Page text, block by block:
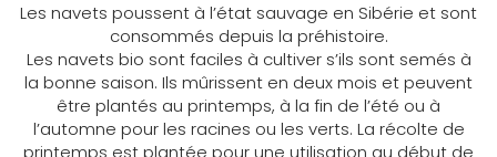
Les navets poussent à l’état sauvage en Sibérie et sont
consommés depuis la préhistoire.
Les navets bio sont faciles à cultiver s’ils sont semés à
la bonne saison. Ils mûrissent en deux mois et peuvent
être plantés au printemps, à la fin de l’été ou à
l’automne pour les racines ou les verts. La récolte de